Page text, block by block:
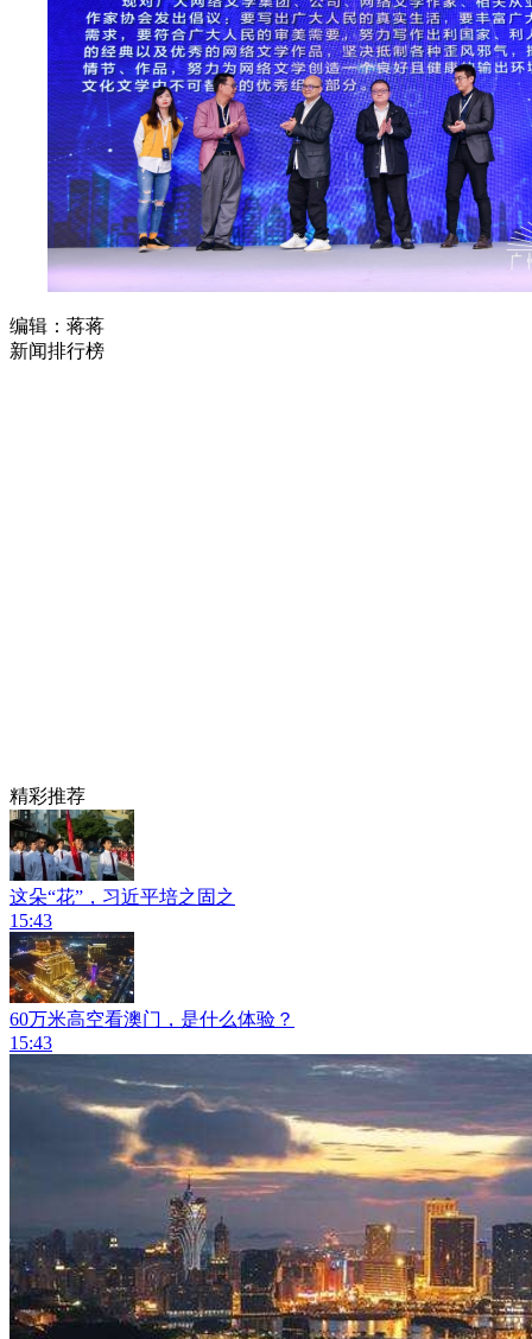
编辑：蒋蒋
新闻排行榜
精彩推荐
这朵“花”，习近平培之固之
15:43
60万米高空看澳门，是什么体验？
15:43